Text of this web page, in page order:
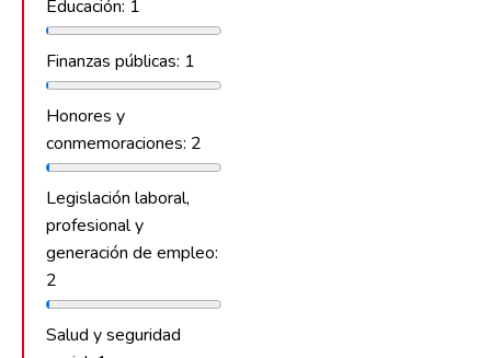
Educación: 1
Finanzas públicas: 1
Honores y
conmemoraciones: 2
Legislación laboral,
profesional y
generación de empleo:
2
Salud y seguridad